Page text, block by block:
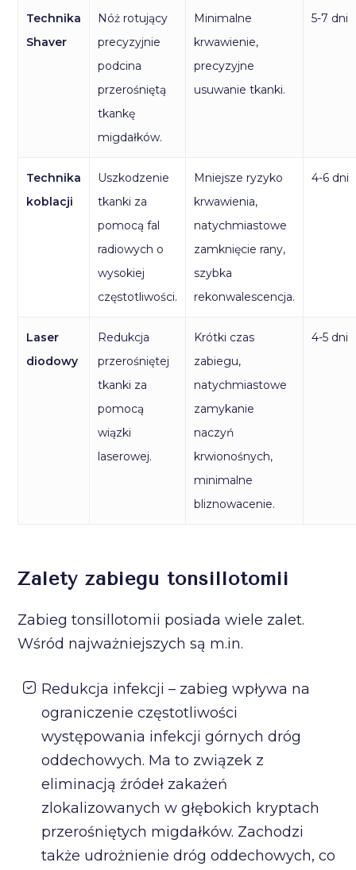
Technika
Shaver
Nóż rotujący
precyzyjnie
podcina
przerośniętą
tkankę
migdałków.
Minimalne
krwawienie,
precyzyjne
usuwanie tkanki.
5-7 dni
Technika
koblacji
Uszkodzenie
tkanki za
pomocą fal
radiowych o
wysokiej
częstotliwości.
Mniejsze ryzyko
krwawienia,
natychmiastowe
zamknięcie rany,
szybka
rekonwalescencja.
4-6 dni
Laser
diodowy
Redukcja
przerośniętej
tkanki za
pomocą
wiązki
laserowej.
Krótki czas
zabiegu,
natychmiastowe
zamykanie
naczyń
krwionośnych,
minimalne
bliznowacenie.
4-5 dni
Zalety zabiegu tonsillotomii
Zabieg tonsillotomii posiada wiele zalet.
Wśród najważniejszych są m.in.
Redukcja infekcji – zabieg wpływa na
ograniczenie częstotliwości
występowania infekcji górnych dróg
oddechowych. Ma to związek z
eliminacją źródeł zakażeń
zlokalizowanych w głębokich kryptach
przerośniętych migdałków. Zachodzi
także udrożnienie dróg oddechowych, co